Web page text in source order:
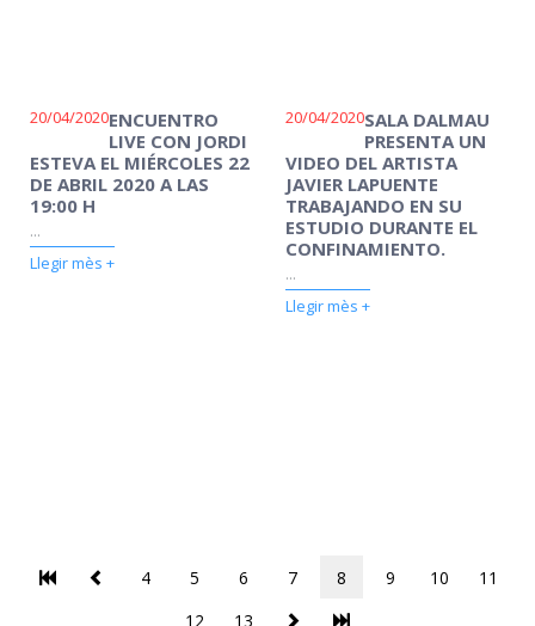
20/04/2020ENCUENTRO
LIVE CON JORDI
ESTEVA EL MIÉRCOLES 22
DE ABRIL 2020 A LAS
19:00 H
...
Llegir mès +
20/04/2020SALA DALMAU
PRESENTA UN
VIDEO DEL ARTISTA
JAVIER LAPUENTE
TRABAJANDO EN SU
ESTUDIO DURANTE EL
CONFINAMIENTO.
...
Llegir mès +
4 5 6 7 8 9 10
11
12
13